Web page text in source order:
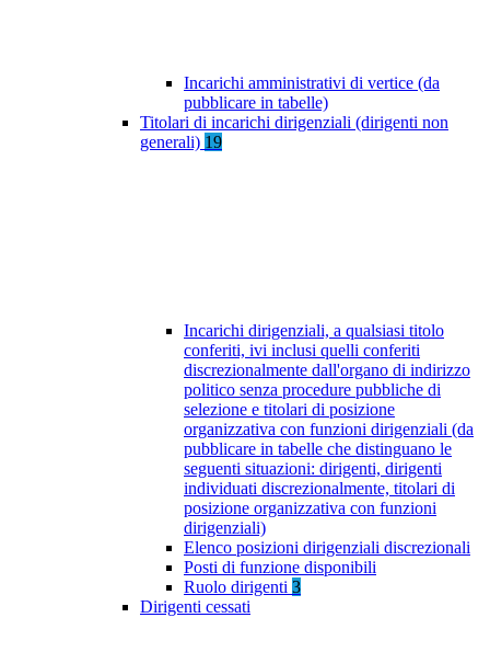
Incarichi amministrativi di vertice (da
pubblicare in tabelle)
Titolari di incarichi dirigenziali (dirigenti non
generali) 19
Incarichi dirigenziali, a qualsiasi titolo
conferiti, ivi inclusi quelli conferiti
discrezionalmente dall'organo di indirizzo
politico senza procedure pubbliche di
selezione e titolari di posizione
organizzativa con funzioni dirigenziali (da
pubblicare in tabelle che distinguano le
seguenti situazioni: dirigenti, dirigenti
individuati discrezionalmente, titolari di
posizione organizzativa con funzioni
dirigenziali)
Elenco posizioni dirigenziali discrezionali
Posti di funzione disponibili
Ruolo dirigenti 3
Dirigenti cessati